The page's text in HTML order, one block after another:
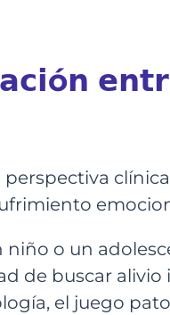
perspectiva
niño o un
de buscar alivio
el juego